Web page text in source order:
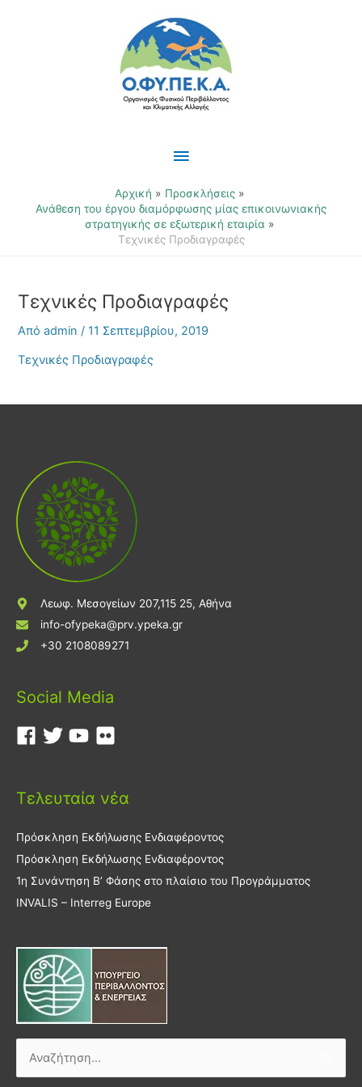
Κύριο
Μενού
Αρχική
Προσκλήσεις
Ανάθεση του έργου διαμόρφωσης μίας επικοινωνιακής
στρατηγικής σε εξωτερική εταιρία
Τεχνικές Προδιαγραφές
Τεχνικές Προδιαγραφές
Απόadmin/11 Σεπτεμβρίου, 2019
Τεχνικές Προδιαγραφές
Λεωφ. Μεσογείων 207,115 25, Αθήνα
info-ofypeka@prv.ypeka.gr
+30 2108089271
Social Media
Τελευταία νέα
Πρόσκληση Εκδήλωσης Ενδιαφέροντος
Πρόσκληση Εκδήλωσης Ενδιαφέροντος
1η Συνάντηση Β’ Φάσης στο πλαίσιο του Προγράμματος
INVALIS – Interreg Europe
Αναζήτηση